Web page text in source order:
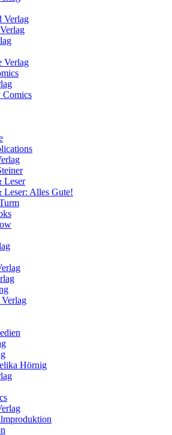
Verlag
Verlag
Comics
Leser
Leser: Alles Gute!
Hörnig